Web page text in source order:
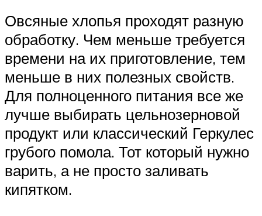
Овсяные хлопья проходят разную
обработку. Чем меньше требуется
времени на их приготовление, тем
меньше в них полезных свойств.
Для полноценного питания все же
лучше выбирать цельнозерновой
продукт или классический Геркулес
грубого помола. Тот который нужно
варить, а не просто заливать
кипятком.